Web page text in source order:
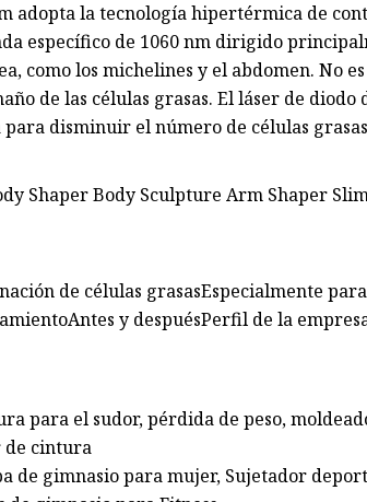
adopta la tecnología hipertérmica de
específico de 1060 nm dirigido
como los michelines y el abdomen. No
de las células grasas. El láser de diodo
disminuir el número de células
de células grasasEspecialmente
y despuésPerfil de la
para el sudor, pérdida de peso,
de cintura
de gimnasio para mujer, Sujetador